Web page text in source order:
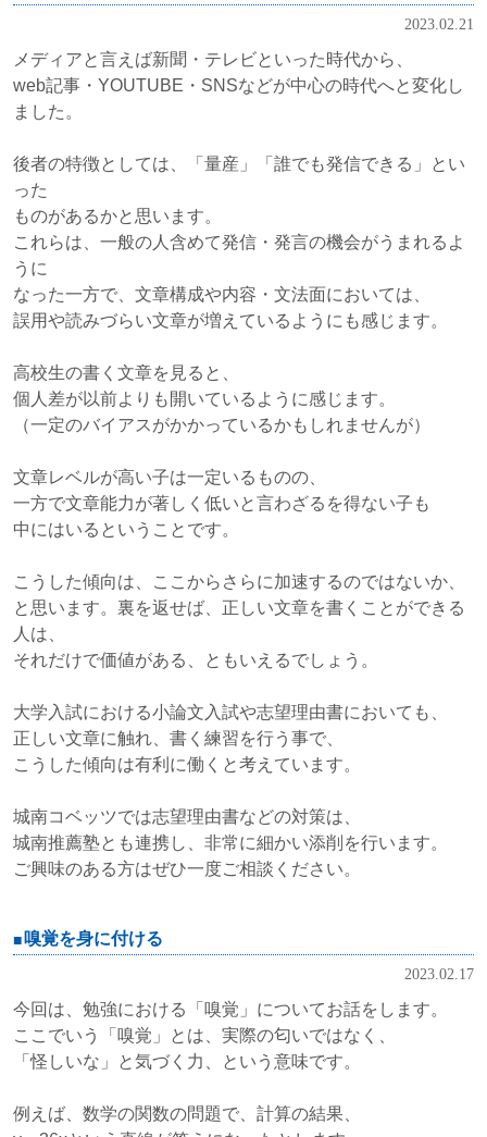
2023.02.21
メディアと言えば新聞・テレビといった時代から、
web記事・YOUTUBE・SNSなどが中心の時代へと変化し
ました。
後者の特徴としては、「量産」「誰でも発信できる」とい
った
ものがあるかと思います。
これらは、一般の人含めて発信・発言の機会がうまれるよ
うに
なった一方で、文章構成や内容・文法面においては、
誤用や読みづらい文章が増えているようにも感じます。
高校生の書く文章を見ると、
個人差が以前よりも開いているように感じます。
（一定のバイアスがかかっているかもしれませんが）
文章レベルが高い子は一定いるものの、
一方で文章能力が著しく低いと言わざるを得ない子も
中にはいるということです。
こうした傾向は、ここからさらに加速するのではないか、
と思います。裏を返せば、正しい文章を書くことができる
人は、
それだけで価値がある、ともいえるでしょう。
大学入試における小論文入試や志望理由書においても、
正しい文章に触れ、書く練習を行う事で、
こうした傾向は有利に働くと考えています。
城南コベッツでは志望理由書などの対策は、
城南推薦塾とも連携し、非常に細かい添削を行います。
ご興味のある方はぜひ一度ご相談ください。
嗅覚を身に付ける
2023.02.17
今回は、勉強における「嗅覚」についてお話をします。
ここでいう「嗅覚」とは、実際の匂いではなく、
「怪しいな」と気づく力、という意味です。
例えば、数学の関数の問題で、計算の結果、